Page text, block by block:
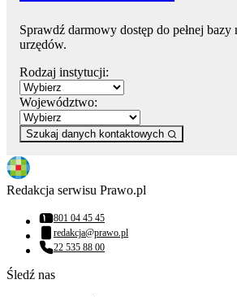
Sprawdź darmowy dostęp do pełnej bazy
urzędów.
Rodzaj instytucji:
Województwo:
Szukaj danych kontaktowych
Redakcja serwisu Prawo.pl
Numer telefonu:
801 04 45 45
Adres email:
redakcja@prawo.pl
Numer telefonu:
22 535 88 00
Śledź nas